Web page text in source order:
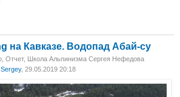
на Кавказе. Водопад Абай-су
Отчет, Школа Альпинизма Сергея Нефедова
, 29.05.2019 20:18